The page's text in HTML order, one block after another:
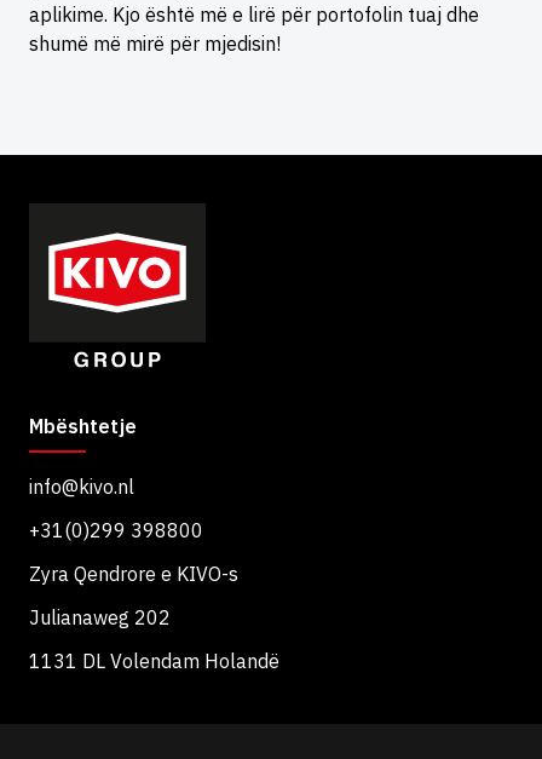
aplikime. Kjo është më e lirë për portofolin tuaj dhe
shumë më mirë për mjedisin!
Mbështetje
info@kivo.nl
+31(0)299 398800
Zyra Qendrore e KIVO-s
Julianaweg 202
1131 DL Volendam Holandë